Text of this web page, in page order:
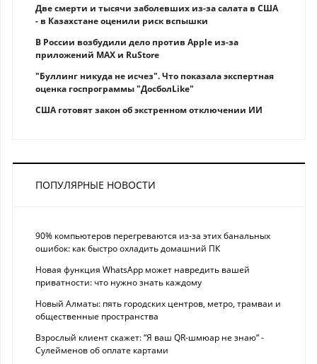
Две смерти и тысячи заболевших из-за салата в США
- в Казахстане оценили риск вспышки
В России возбудили дело против Apple из-за
приложений MAX и RuStore
"Буллинг никуда не исчез". Что показала экспертная
оценка госпрограммы "ДосболLike"
США готовят закон об экстренном отключении ИИ
ПОПУЛЯРНЫЕ НОВОСТИ
90% компьютеров перегреваются из-за этих банальных
ошибок: как быстро охладить домашний ПК
Новая функция WhatsApp может навредить вашей
приватности: что нужно знать каждому
Новый Алматы: пять городских центров, метро, трамваи и
общественные пространства
Взрослый клиент скажет: “Я ваш QR-шмюар не знаю“ -
Сулейменов об оплате картами